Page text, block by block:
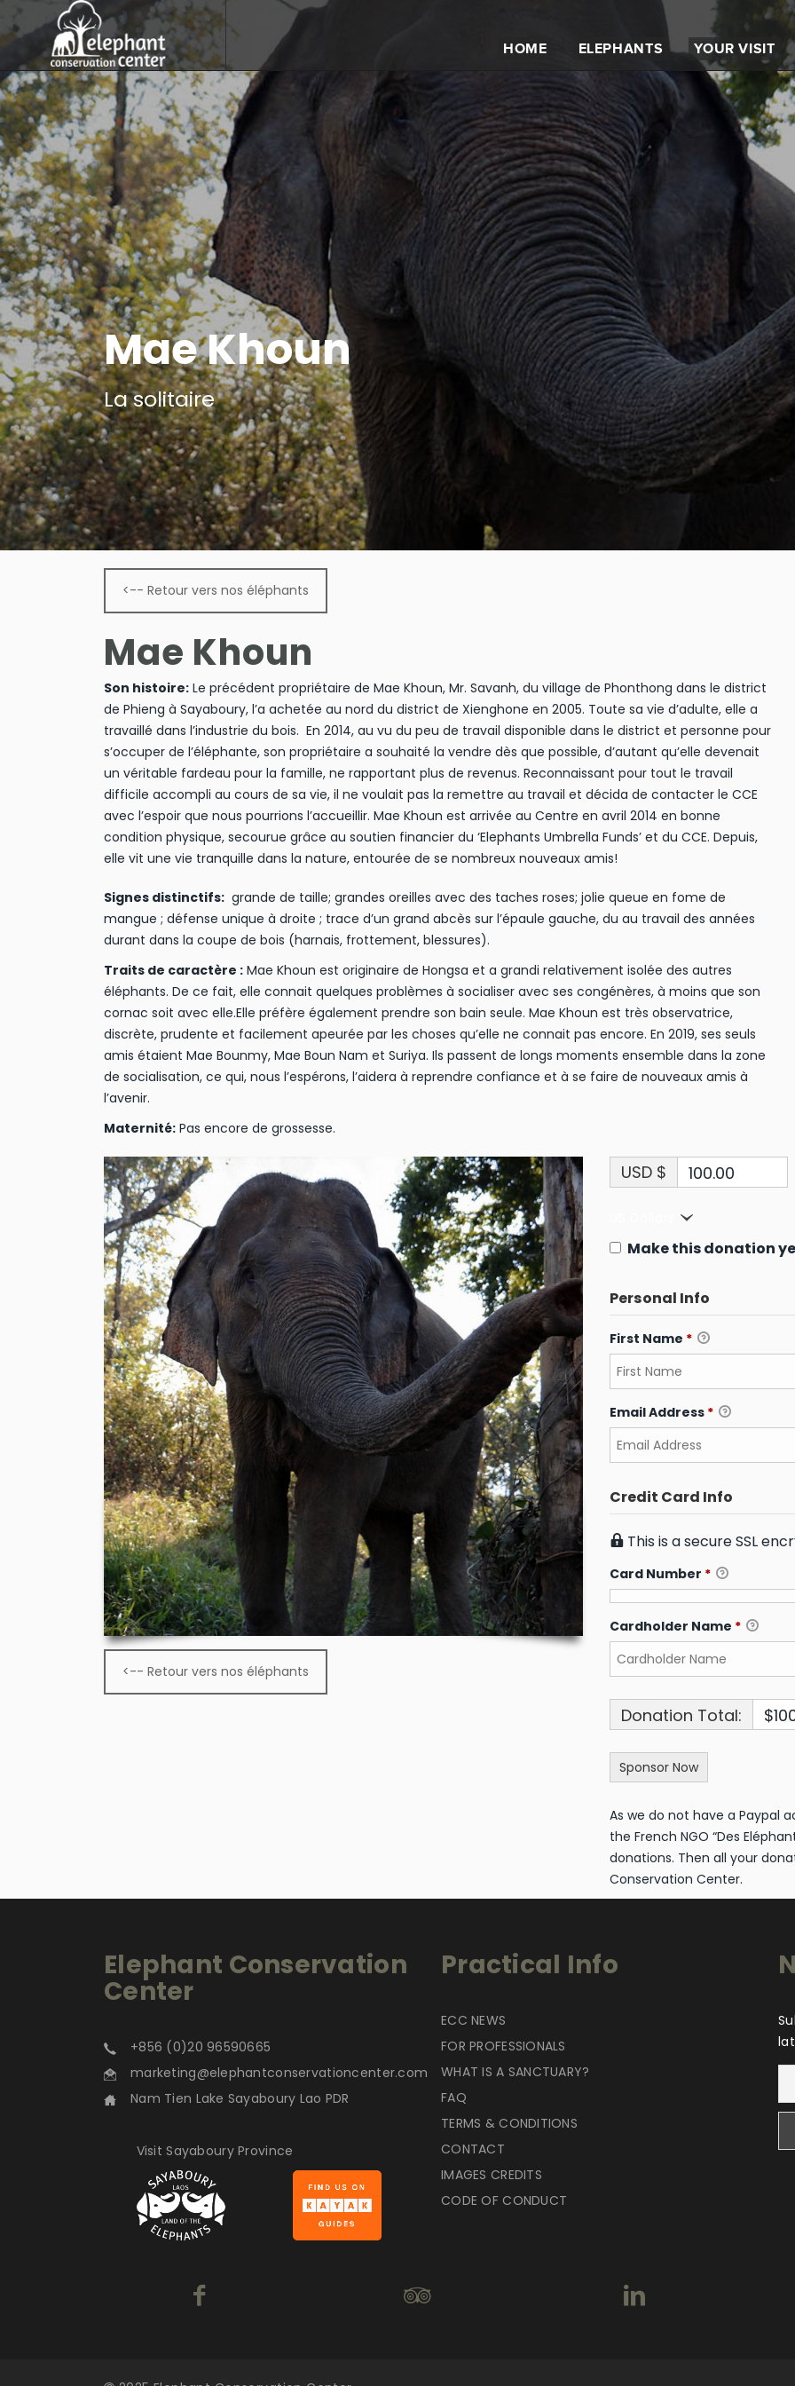
HOME ELEPHANTS YOUR VISIT
Mae Khoun
La solitaire
<-- Retour vers nos éléphants
Mae Khoun
Son histoire: Le précédent propriétaire de Mae Khoun, Mr. Savanh, du village de Phonthong dans le district
de Phieng à Sayaboury, l’a achetée au nord du district de Xienghone en 2005. Toute sa vie d’adulte, elle a
travaillé dans l’industrie du bois. En 2014, au vu du peu de travail disponible dans le district et personne pour
s’occuper de l’éléphante, son propriétaire a souhaité la vendre dès que possible, d’autant qu’elle devenait
un véritable fardeau pour la famille, ne rapportant plus de revenus. Reconnaissant pour tout le travail
difficile accompli au cours de sa vie, il ne voulait pas la remettre au travail et décida de contacter le CCE
avec l’espoir que nous pourrions l’accueillir. Mae Khoun est arrivée au Centre en avril 2014 en bonne
condition physique, secourue grâce au soutien financier du ‘Elephants Umbrella Funds’ et du CCE. Depuis,
elle vit une vie tranquille dans la nature, entourée de se nombreux nouveaux amis!
Signes distinctifs: grande de taille; grandes oreilles avec des taches roses; jolie queue en fome de
mangue ; défense unique à droite ; trace d’un grand abcès sur l’épaule gauche, du au travail des années
durant dans la coupe de bois (harnais, frottement, blessures).
Traits de caractère : Mae Khoun est originaire de Hongsa et a grandi relativement isolée des autres
éléphants. De ce fait, elle connait quelques problèmes à socialiser avec ses congénères, à moins que son
cornac soit avec elle.Elle préfère également prendre son bain seule. Mae Khoun est très observatrice,
discrète, prudente et facilement apeurée par les choses qu’elle ne connait pas encore. En 2019, ses seuls
amis étaient Mae Bounmy, Mae Boun Nam et Suriya. Ils passent de longs moments ensemble dans la zone
de socialisation, ce qui, nous l’espérons, l’aidera à reprendre confiance et à se faire de nouveaux amis à
l’avenir.
Maternité: Pas encore de grossesse.
<-- Retour vers nos éléphants
USD $ 100.00
Make this donation
Personal Info
First Name *
Email Address *
Credit Card Info
This is a secure SSL
Card Number *
Cardholder Name *
Donation Total:
As we do not have a Paypal
the French NGO “Des
donations. Then all your
Conservation Center.
Elephant Conservation
Center
+856 (0)20 96590665
marketing@elephantconservationcenter.com
Nam Tien Lake Sayaboury Lao PDR
Visit Sayaboury Province
Practical Info
ECC NEWS
FOR PROFESSIONALS
WHAT IS A SANCTUARY?
FAQ
TERMS & CONDITIONS
CONTACT
IMAGES CREDITS
CODE OF CONDUCT